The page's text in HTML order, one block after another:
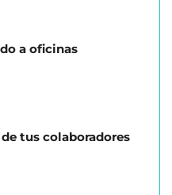
a oficinas
tus colaboradores